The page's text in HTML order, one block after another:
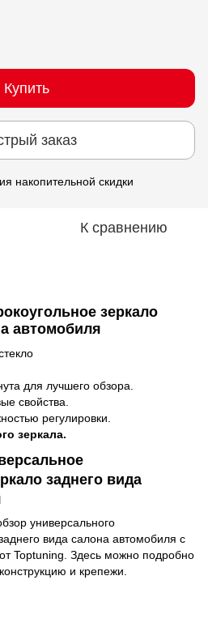
Купить
заказ
накопительной скидки
К сравнению
зеркало
автомобиля
для лучшего обзора.
свойства.
регулировки.
зеркала.
заднего вида
универсального
вида салона автомобиля с
Toptuning. Здесь можно подробно
и крепежи.